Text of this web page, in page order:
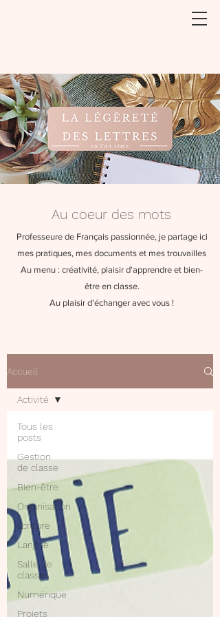
Professeure de Français passionnée, je partage ici
mes pratiques, mes documents et mes trouvailles
Au menu : créativité, plaisir d'apprendre et bien-
être en classe.
Au plaisir d'échanger avec vous !
Au coeur des mots
Accueil
Tous les
posts
Gestion
de classe
Bien-être
Organisation
Ecriture
Langue
Salle de
classe
Numérique
Projets
Activité